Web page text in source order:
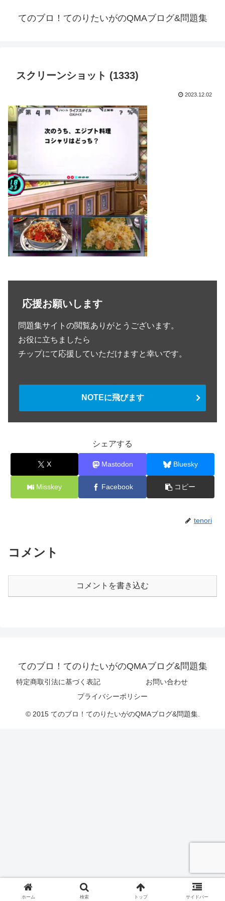
てのブロ！てのりたいがのQMAブログ&問題集
スクリーンショット (1333)
2023.12.02
応援お願いします
問題集サイトの閲覧ありがとうございます。
お役に立ちましたら
チップにて応援していただけますと幸いです。
NOTEに飛びます
シェアする
X Mastodon Bluesky
Misskey Facebook コピー
tenori
コメント
コメントを書き込む
てのブロ！てのりたいがのQMAブログ&問題集
特定商取引法に基づく表記
お問い合わせ
プライバシーポリシー
© 2015 てのブロ！てのりたいがのQMAブログ&問題集.
ホーム 検索 トップ サイドバー